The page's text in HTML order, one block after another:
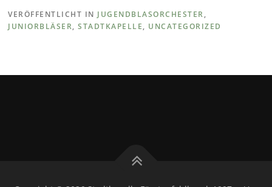
VERÖFFENTLICHT IN JUGENDBLASORCHESTER,
JUNIORBLÄSER,STADTKAPELLE, UNCATEGORIZED